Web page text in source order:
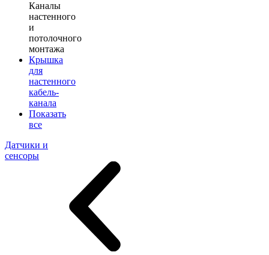
Каналы
настенного
и
потолочного
монтажа
Крышка
для
настенного
кабель-
канала
Показать
все
Датчики и
сенсоры